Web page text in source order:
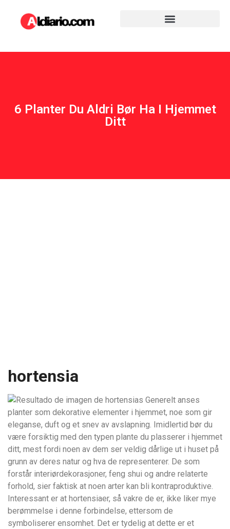
6 Planter Du Aldri Bør Ha I Hjemmet
Ditt
hortensia
Generelt anses
planter som dekorative elementer i hjemmet, noe som gir
eleganse, duft og et snev av avslapning. Imidlertid bør du
være forsiktig med den typen plante du plasserer i hjemmet
ditt, mest fordi noen av dem ser veldig dårlige ut i huset på
grunn av deres natur og hva de representerer. De som
forstår interiørdekorasjoner, feng shui og andre relaterte
forhold, sier faktisk at noen arter kan bli kontraproduktive.
Interessant er at hortensiaer, så vakre de er, ikke liker mye
berømmelse i denne forbindelse, ettersom de
symboliserer ensomhet. Det er tydelig at dette er et